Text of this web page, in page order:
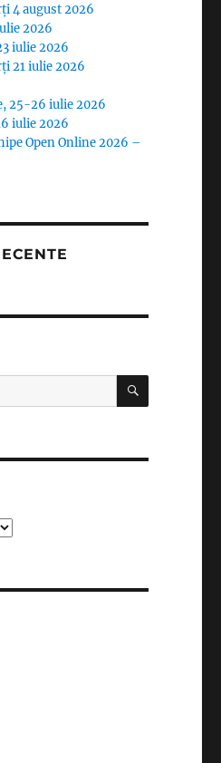
4 august 2026
2026
iulie 2026
21 iulie 2026
25-26 iulie 2026
iulie 2026
Open Online 2026 –
SEARCH